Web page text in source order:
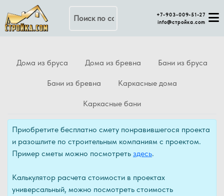
+7-903-009-51-27
info@стройка.com
Дома из бруса Дома из бревна Бани из бруса
Бани из бревна Каркасные дома
Каркасные бани
Приобретите бесплатно смету понравившегося проекта
и разошлите по строительным компаниям с проектом.
Пример сметы можно посмотреть здесь.
Калькулятор расчета стоимости в проектах
универсальный, можно посмотреть стоимость